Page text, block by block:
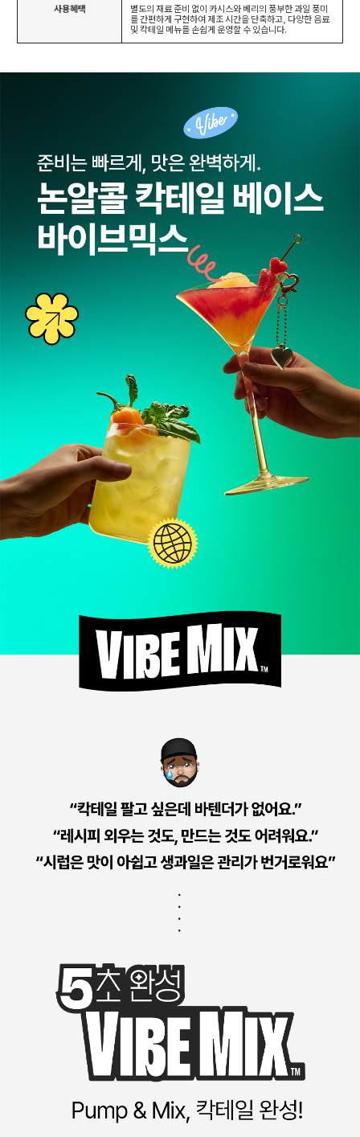
사용혜택
별도의 재료 준비 없이 카시스와 베리의 풍부한 과일 풍미
를 간편하게 구현하여 제조 시간을 단축하고, 다양한 음료
및 칵테일 메뉴를 손쉽게 운영할 수 있습니다.